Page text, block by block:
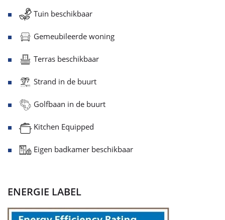
Tuin beschikbaar
Gemeubileerde woning
Terras beschikbaar
Strand in de buurt
Golfbaan in de buurt
Kitchen Equipped
Eigen badkamer beschikbaar
ENERGIE LABEL